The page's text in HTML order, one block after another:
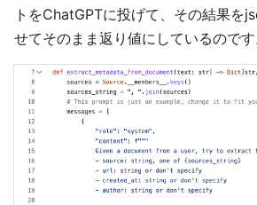
トをChatGPTに投げて、その結果を
せてそのまま返り値にしているのです